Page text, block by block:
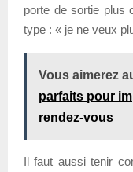
porte de sortie plus
type : « je ne veux
Vous aimerez
parfaits pour
rendez-vous
Il faut aussi tenir